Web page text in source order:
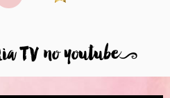
TV no youtube9